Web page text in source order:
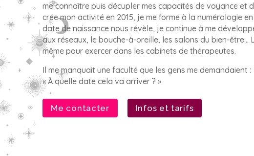
me connaître puis décupler mes capacités de voyance et
crée mon activité en 2015, je me forme à la numérologie
date de naissance nous révèle, je continue à me
aux réseaux, le bouche-à-oreille, les salons du bien-être…
même pour exercer dans les cabinets de thérapeutes.
Il me manquait une faculté que les gens me demandaient :
« À quelle date cela va arriver ? »
Me contacter Infos et tarifs